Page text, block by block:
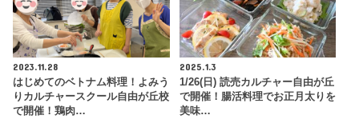
2023.11.28
はじめてのベトナム料理！よみう
りカルチャースクール自由が丘校
で開催！鶏肉…
2025.1.3
1/26(日) 読売カルチャー自由が丘
で開催！腸活料理でお正月太りを
美味…